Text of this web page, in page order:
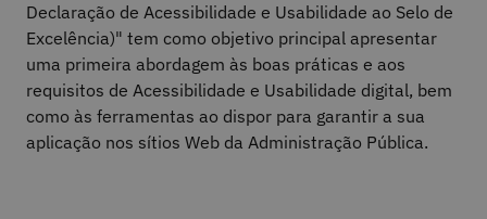
Declaração de Acessibilidade e Usabilidade ao Selo de
Excelência)" tem como objetivo principal apresentar
uma primeira abordagem às boas práticas e aos
requisitos de Acessibilidade e Usabilidade digital, bem
como às ferramentas ao dispor para garantir a sua
aplicação nos sítios Web da Administração Pública.